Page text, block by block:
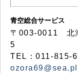
青空総合サービス
〒003-0011 北
5
TEL：011-815-